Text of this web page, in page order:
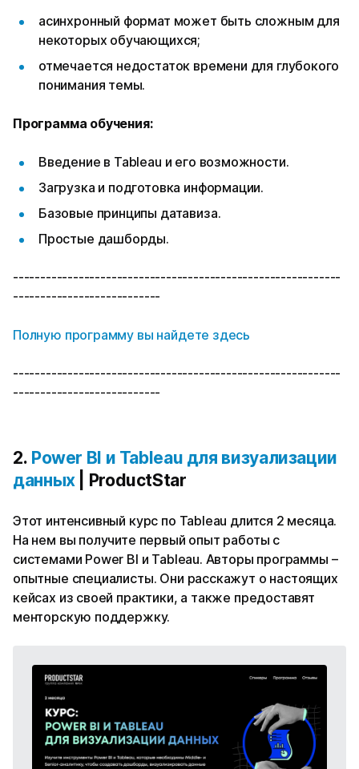
асинхронный формат может быть сложным для
некоторых обучающихся;
отмечается недостаток времени для глубокого
понимания темы.
Программа обучения:
Введение в Tableau и его возможности.
Загрузка и подготовка информации.
Базовые принципы датавиза.
Простые дашборды.
------------------------------------------------------------
---------------------------
Полную программу вы найдете здесь
------------------------------------------------------------
---------------------------
2. Power BI и Tableau для визуализации
данных| ProductStar
Этот интенсивный курс по Tableau длится 2 месяца.
На нем вы получите первый опыт работы с
системами Power BI и Tableau. Авторы программы –
опытные специалисты. Они расскажут о настоящих
кейсах из своей практики, а также предоставят
менторскую поддержку.